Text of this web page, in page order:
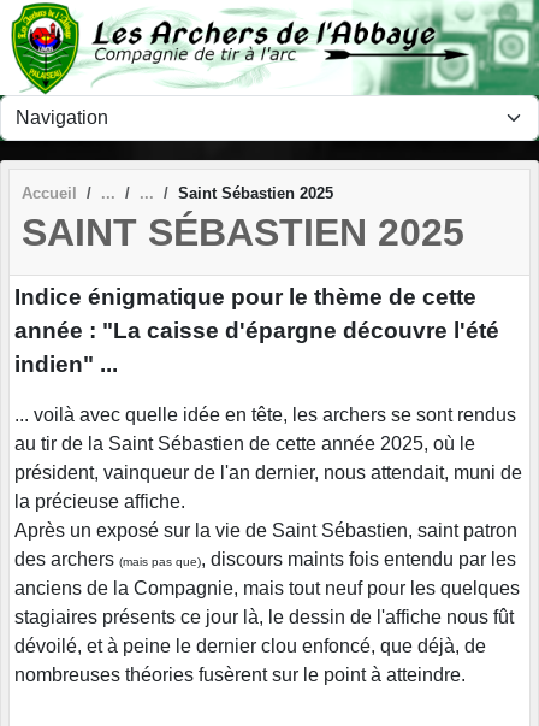
Accueil Saint Sébastien 2025
SAINT SÉBASTIEN 2025
Indice énigmatique pour le thème de cette
année : "La caisse d'épargne découvre l'été
indien" ...
... voilà avec quelle idée en tête, les archers se sont rendus
au tir de la Saint Sébastien de cette année 2025, où le
président, vainqueur de l'an dernier, nous attendait, muni de
la précieuse affiche.
Après un exposé sur la vie de Saint Sébastien, saint patron
des archers (mais pas que), discours maints fois entendu par les
anciens de la Compagnie, mais tout neuf pour les quelques
stagiaires présents ce jour là, le dessin de l'affiche nous fût
dévoilé, et à peine le dernier clou enfoncé, que déjà, de
nombreuses théories fusèrent sur le point à atteindre.
Panneau de gestion des cookies